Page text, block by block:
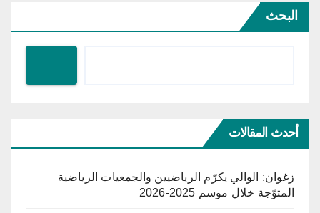
البحث
أحدث المقالات
زغوان: الوالي يكرّم الرياضيين والجمعيات الرياضية
المتوّجة خلال موسم 2025-2026